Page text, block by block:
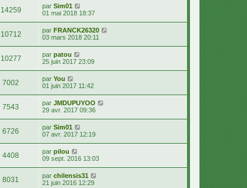
14259 par Sim01
01 mai 2018 18:37
10712 par FRANCK26320
03 mars 2018 20:11
10277 par patou
25 juin 2017 23:09
7002 par You
01 juin 2017 11:42
7543 par JMDUPUYOO
29 avr. 2017 09:36
6726 par Sim01
07 avr. 2017 12:19
4408 par pilou
09 sept. 2016 13:03
8031 par chilensis31
21 juin 2016 12:29